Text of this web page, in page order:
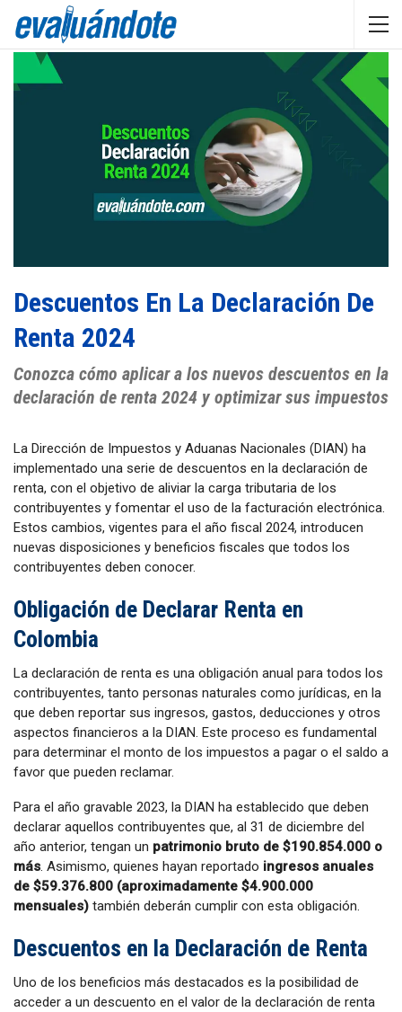
Descuentos En La Declaración De
Renta 2024
Conozca cómo aplicar a los nuevos descuentos en la
declaración de renta 2024 y optimizar sus impuestos
La Dirección de Impuestos y Aduanas Nacionales (DIAN) ha
implementado una serie de descuentos en la declaración de
renta, con el objetivo de aliviar la carga tributaria de los
contribuyentes y fomentar el uso de la facturación electrónica.
Estos cambios, vigentes para el año fiscal 2024, introducen
nuevas disposiciones y beneficios fiscales que todos los
contribuyentes deben conocer.
Obligación de Declarar Renta en
Colombia
La declaración de renta es una obligación anual para todos los
contribuyentes, tanto personas naturales como jurídicas, en la
que deben reportar sus ingresos, gastos, deducciones y otros
aspectos financieros a la DIAN. Este proceso es fundamental
para determinar el monto de los impuestos a pagar o el saldo a
favor que pueden reclamar.
Para el año gravable 2023, la DIAN ha establecido que deben
declarar aquellos contribuyentes que, al 31 de diciembre del
año anterior, tengan un patrimonio bruto de $190.854.000 o
más. Asimismo, quienes hayan reportado ingresos anuales
de $59.376.800 (aproximadamente $4.900.000
mensuales) también deberán cumplir con esta obligación.
Descuentos en la Declaración de Renta
Uno de los beneficios más destacados es la posibilidad de
acceder a un descuento en el valor de la declaración de renta